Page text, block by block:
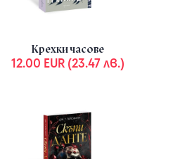
Крехки часове
12.00 EUR (23.47 лв.)